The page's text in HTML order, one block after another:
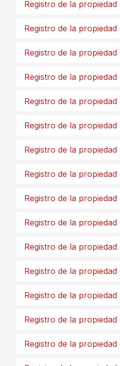
Registro de la
Registro de la propiedad
Registro de la
Registro de la
Registro de la
Registro de la
Registro de la propiedad
Registro de la propiedad
Registro de la propiedad
Registro de la propiedad
Registro de la propiedad
Registro de la propiedad
Registro de la propiedad
Registro de la propiedad
Registro de la propiedad